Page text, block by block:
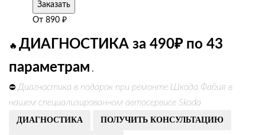
Заказать
От 890 ₽
🔥 ДИАГНОСТИКА за 490₽ по 43
параметрам .
⛔ Диагностика в подарок при ремонте Шкода Фабия в
нашем специализированном автосервисе Skoda
ДИАГНОСТИКА ПОЛУЧИТЬ КОНСУЛЬТАЦИЮ